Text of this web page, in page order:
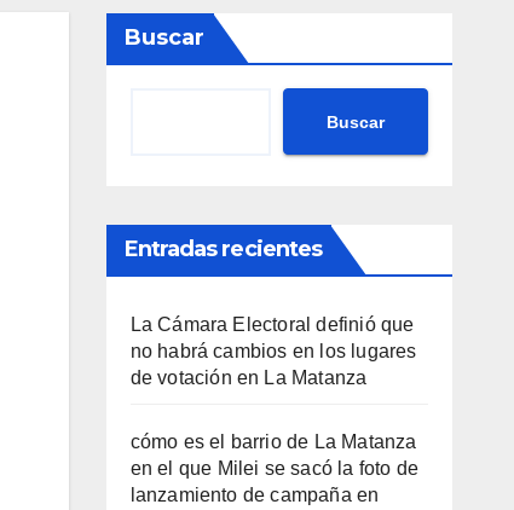
Buscar
Buscar
Entradas recientes
La Cámara Electoral definió que
no habrá cambios en los lugares
de votación en La Matanza
cómo es el barrio de La Matanza
en el que Milei se sacó la foto de
lanzamiento de campaña en